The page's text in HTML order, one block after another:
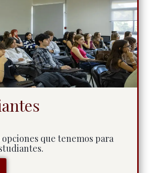
que tenemos para